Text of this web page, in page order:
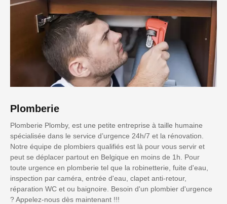
Plomberie
Plomberie Plomby, est une petite entreprise à taille humaine
spécialisée dans le service d’urgence 24h/7 et la rénovation.
Notre équipe de plombiers qualifiés est là pour vous servir et
peut se déplacer partout en Belgique en moins de 1h. Pour
toute urgence en plomberie tel que la robinetterie, fuite d'eau,
inspection par caméra, entrée d'eau, clapet anti-retour,
réparation WC et ou baignoire. Besoin d'un plombier d'urgence
? Appelez-nous dès maintenant !!!